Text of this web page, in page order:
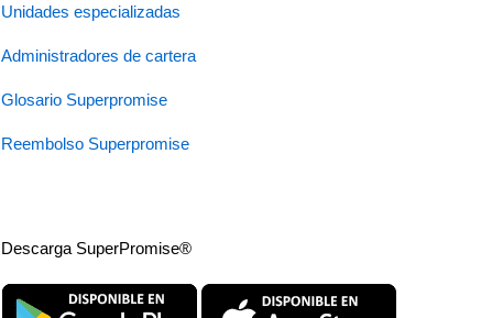
Unidades especializadas
Administradores de cartera
Glosario Superpromise
Reembolso Superpromise
Descarga SuperPromise®